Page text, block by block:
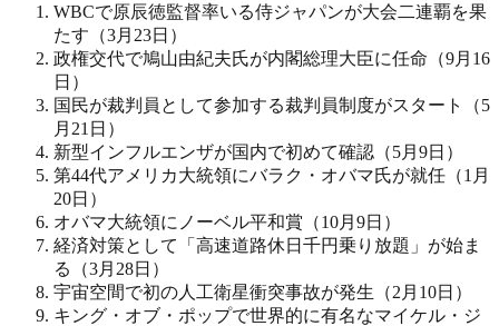
WBCで原辰徳監督率いる侍ジャパンが大会二連覇を果
たす（3月23日）
政権交代で鳩山由紀夫氏が内閣総理大臣に任命（9月16
日）
国民が裁判員として参加する裁判員制度がスタート（5
月21日）
新型インフルエンザが国内で初めて確認（5月9日）
第44代アメリカ大統領にバラク・オバマ氏が就任（1月
20日）
オバマ大統領にノーベル平和賞（10月9日）
経済対策として「高速道路休日千円乗り放題」が始ま
る（3月28日）
宇宙空間で初の人工衛星衝突事故が発生（2月10日）
キング・オブ・ポップで世界的に有名なマイケル・ジ